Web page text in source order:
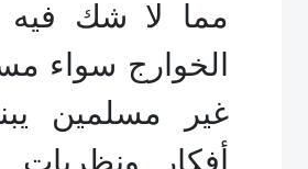
مما لا شك فيه
الخوارج سواء
غير مسلمين
أفكار ونظريات